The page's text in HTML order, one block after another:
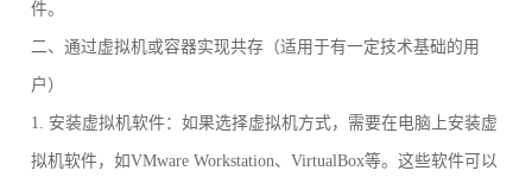
件。
二、通过虚拟机或容器实现共存（适用于有一定技术基础的用
户）
1. 安装虚拟机软件：如果选择虚拟机方式，需要在电脑上安装虚
拟机软件，如VMware Workstation、VirtualBox等。这些软件可以